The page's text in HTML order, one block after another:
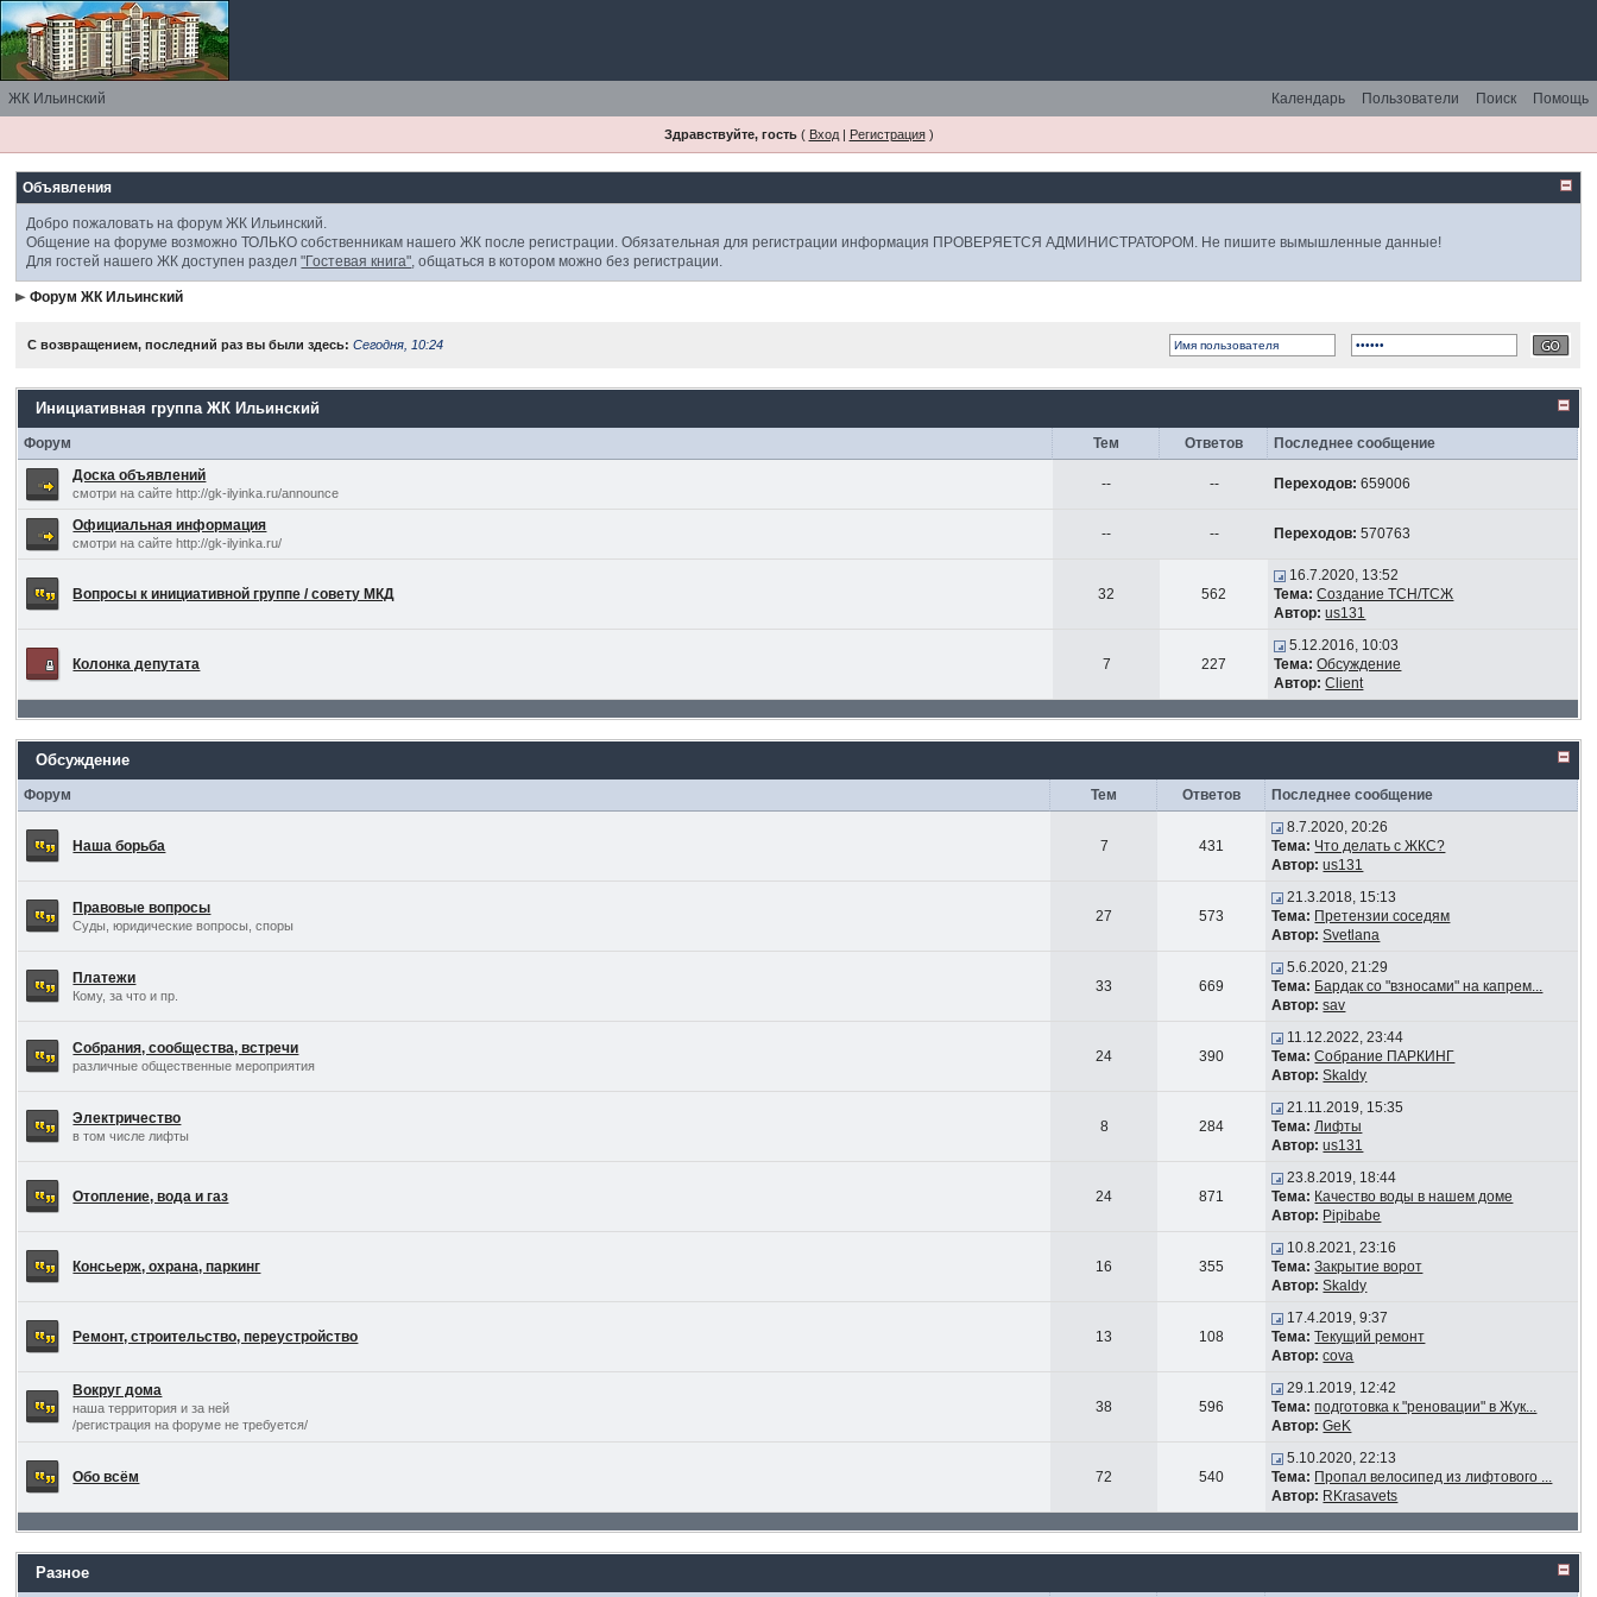
ЖК Ильинский Помощь
Поиск
Пользователи
Календарь
Здравствуйте, гость( Вход| Регистрация)
Объявления
Добро пожаловать на форум ЖК Ильинский.
Общение на форуме возможно ТОЛЬКО собственникам нашего ЖК после регистрации. Обязательная для регистрации информация ПРОВЕРЯЕТСЯ АДМИНИСТРАТОРОМ. Не пишите вымышленные данные!
Для гостей нашего ЖК доступен раздел"Гостевая книга", общаться в котором можно без регистрации.
Форум ЖК Ильинский
С возвращением, последний раз вы были здесь:Сегодня, 10:24
Инициативная группа ЖК Ильинский
Форум Тем Ответов
Последнее сообщение
Доска объявлений
смотри на сайте http://gk-ilyinka.ru/announce
-- -- Переходов: 659006
Официальная информация
смотри на сайте http://gk-ilyinka.ru/
-- -- Переходов: 570763
Вопросы к инициативной группе / совету МКД 32 562
16.7.2020, 13:52
Тема: Создание ТСН/ТСЖ
Автор: us131
Колонка депутата 7 227
5.12.2016, 10:03
Тема: Обсуждение
Автор: Client
Обсуждение
Форум Тем Ответов Последнее сообщение
Наша борьба 7 431
8.7.2020, 20:26
Тема: Что делать с ЖКС?
Автор: us131
Правовые вопросы
Суды, юридические вопросы, споры
27 573
21.3.2018, 15:13
Тема: Претензии соседям
Автор: Svetlana
Платежи
Кому, за что и пр.
33 669
5.6.2020, 21:29
Тема: Бардак со "взносами" на капрем...
Автор: sav
Собрания, сообщества, встречи
различные общественные мероприятия
24 390
11.12.2022, 23:44
Тема: Собрание ПАРКИНГ
Автор: Skaldy
Электричество
в том числе лифты
8 284
21.11.2019, 15:35
Тема: Лифты
Автор: us131
Отопление, вода и газ 24 871
23.8.2019, 18:44
Тема: Качество воды в нашем доме
Автор: Pipibabe
Консьерж, охрана, паркинг 16 355
10.8.2021, 23:16
Тема: Закрытие ворот
Автор: Skaldy
Ремонт, строительство, переустройство 13 108
17.4.2019, 9:37
Тема: Текущий ремонт
Автор: cova
Вокруг дома
наша территория и за ней
/регистрация на форуме не требуется/
38 596
29.1.2019, 12:42
Тема: подготовка к "реновации" в Жук...
Автор: GeK
Обо всём 72 540
5.10.2020, 22:13
Тема: Пропал велосипед из лифтового ...
Автор: RKrasavets
Разное